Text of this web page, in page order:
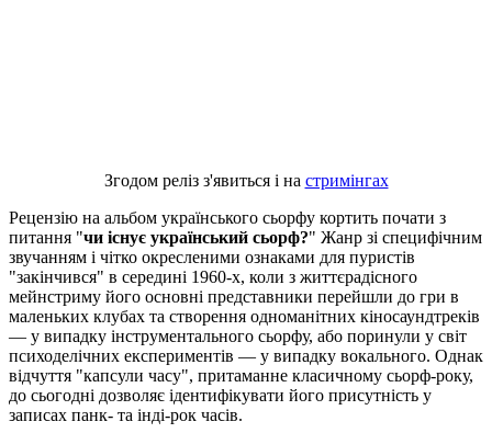
Згодом реліз з'явиться і на стримінгах
Рецензію на альбом українського сьорфу кортить почати з
питання "чи існує український сьорф?" Жанр зі специфічним
звучанням і чітко окресленими ознаками для пуристів
"закінчився" в середині 1960-х, коли з життєрадісного
мейнстриму його основні представники перейшли до гри в
маленьких клубах та створення одноманітних кіносаундтреків
— у випадку інструментального сьорфу, або поринули у світ
психоделічних експериментів — у випадку вокального. Однак
відчуття "капсули часу", притаманне класичному сьорф-року,
до сьогодні дозволяє ідентифікувати його присутність у
записах панк- та інді-рок часів.